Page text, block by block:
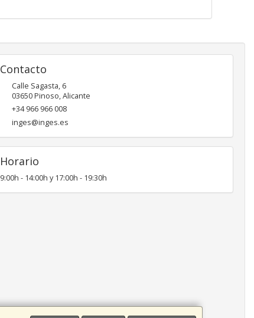
Contacto
Calle Sagasta, 6
03650Pinoso,Alicante
+34 966 966 008
inges@inges.es
Horario
9:00h - 14:00h y 17:00h - 19:30h